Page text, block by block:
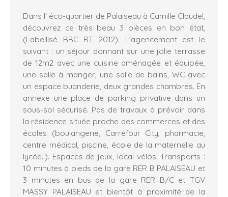
Dans l' éco-quartier de Palaiseau à Camille Claudel,
découvrez ce très beau 3 pièces en bon état,
(Labellisé BBC RT 2012). L'agencement est le
suivant : un séjour donnant sur une jolie terrasse
de 12m2 avec une cuisine aménagée et équipée,
une salle à manger, une salle de bains, WC avec
un espace buanderie, deux grandes chambres. En
annexe une place de parking privative dans un
sous-sol sécurisé. Pas de travaux à prévoir dans
la résidence située proche des commerces et des
écoles (boulangerie, Carrefour City, pharmacie,
centre médical, piscine, école de la maternelle au
lycée..). Espaces de jeux, local vélos. Transports :
10 minutes à pieds de la gare RER B PALAISEAU et
3 minutes en bus de la gare RER B/C et TGV
MASSY PALAISEAU et bientôt à proximité de la